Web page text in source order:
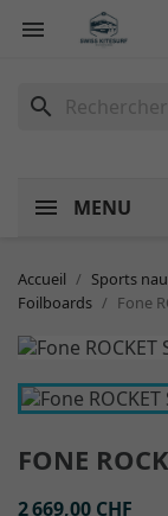

search
MENU
Accueil Sports
Foilboards
Fone
FONE
2 669,00 CHF